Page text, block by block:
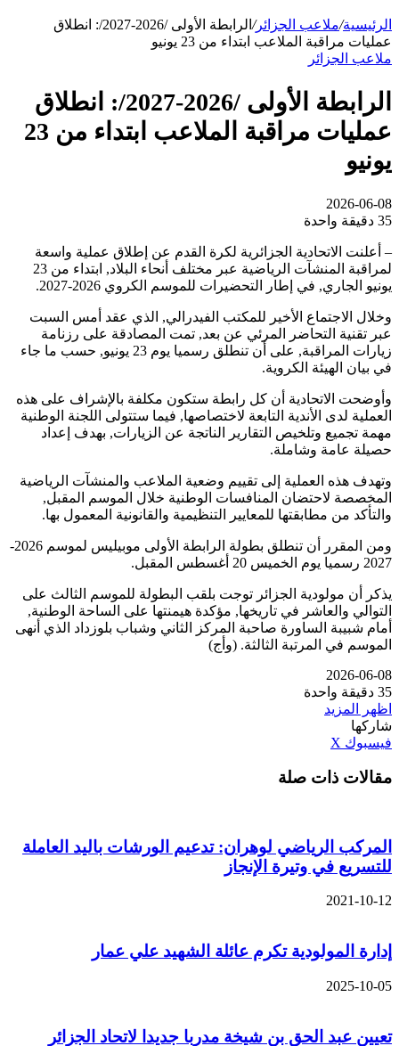
الرئيسية/ملاعب الجزائر/
الرابطة الأولى /2026-2027/: انطلاق
عمليات مراقبة الملاعب ابتداء من 23 يونيو
ملاعب الجزائر
الرابطة الأولى /2026-2027/: انطلاق
عمليات مراقبة الملاعب ابتداء من 23
يونيو
2026-06-08
35 دقيقة واحدة
– أعلنت الاتحادية الجزائرية لكرة القدم عن إطلاق عملية واسعة
لمراقبة المنشآت الرياضية عبر مختلف أنحاء البلاد, ابتداء من 23
يونيو الجاري, في إطار التحضيرات للموسم الكروي 2026-2027.
وخلال الاجتماع الأخير للمكتب الفيدرالي, الذي عقد أمس السبت
عبر تقنية التحاضر المرئي عن بعد, تمت المصادقة على رزنامة
زيارات المراقبة, على أن تنطلق رسميا يوم 23 يونيو, حسب ما جاء
في بيان الهيئة الكروية.
وأوضحت الاتحادية أن كل رابطة ستكون مكلفة بالإشراف على هذه
العملية لدى الأندية التابعة لاختصاصها, فيما ستتولى اللجنة الوطنية
مهمة تجميع وتلخيص التقارير الناتجة عن الزيارات, بهدف إعداد
حصيلة عامة وشاملة.
وتهدف هذه العملية إلى تقييم وضعية الملاعب والمنشآت الرياضية
المخصصة لاحتضان المنافسات الوطنية خلال الموسم المقبل,
والتأكد من مطابقتها للمعايير التنظيمية والقانونية المعمول بها.
ومن المقرر أن تنطلق بطولة الرابطة الأولى موبيليس لموسم 2026-
2027 رسميا يوم الخميس 20 أغسطس المقبل.
يذكر أن مولودية الجزائر توجت بلقب البطولة للموسم الثالث على
التوالي والعاشر في تاريخها, مؤكدة هيمنتها على الساحة الوطنية,
أمام شبيبة الساورة صاحبة المركز الثاني وشباب بلوزداد الذي أنهى
الموسم في المرتبة الثالثة. (وأج)
2026-06-08
35 دقيقة واحدة
اظهر المزيد
شاركها
فيسبوك ‫X
البريد
مقالات ذات صلة
المركب الرياضي لوهران: تدعيم الورشات باليد العاملة
للتسريع في وتيرة الإنجاز
2021-10-12
إدارة المولودية تكرم عائلة الشهيد علي عمار
2025-10-05
تعيين عبد الحق بن شيخة مدربا جديدا لاتحاد الجزائر